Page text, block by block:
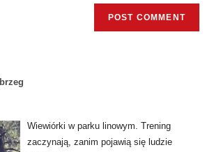
Wiewiórki w parku linowym. Trening
zaczynają, zanim pojawią się ludzie